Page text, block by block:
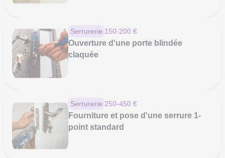
Serrurerie 150-200 €
Ouverture d'une porte blindée
claquée
Serrurerie 250-450 €
Fourniture et pose d'une serrure 1-
point standard